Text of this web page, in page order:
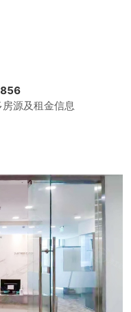
源及租金信息